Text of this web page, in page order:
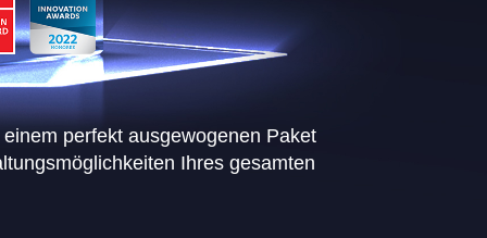
perfekt ausgewogenen Paket
Ihres gesamten